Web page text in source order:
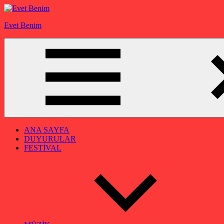
İçeriğe
Evet Benim
ANA SAYFA
DUYURULAR
FESTİVAL